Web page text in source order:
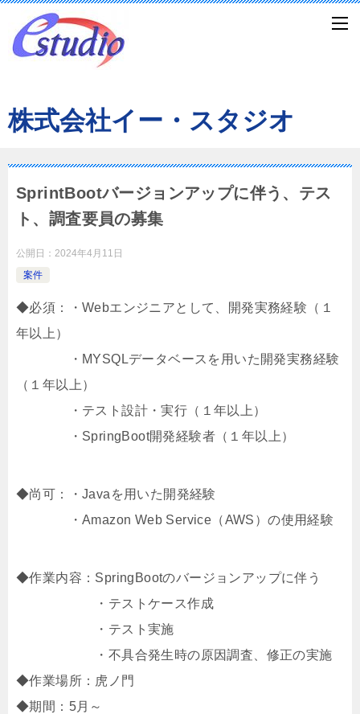
株式会社イー・スタジオ
SprintBootバージョンアップに伴う、テス
ト、調査要員の募集
公開日： 2024年4月11日
案件
◆必須：・Webエンジニアとして、開発実務経験（１
年以上）
・MYSQLデータベースを用いた開発実務経験
（１年以上）
・テスト設計・実行（１年以上）
・SpringBoot開発経験者（１年以上）
◆尚可：・Javaを用いた開発経験
・Amazon Web Service（AWS）の使用経験
◆作業内容：SpringBootのバージョンアップに伴う
・テストケース作成
・テスト実施
・不具合発生時の原因調査、修正の実施
◆作業場所：虎ノ門
◆期間：5月～